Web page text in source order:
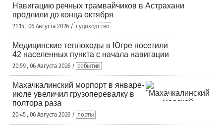
Навигацию речных трамвайчиков в Астрахани
продлили до конца октября
21:15 , 06 Августа 2026 / судоходство
Медицинские теплоходы в Югре посетили
42 населенных пункта с начала навигации
20:59 , 06 Августа 2026 / события
Махачкалинский морпорт в январе-
июле увеличил грузоперевалку в
полтора раза
20:45 , 06 Августа 2026 / порты